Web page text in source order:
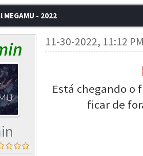
- 2022
11-30-2022, 11:12
Está chegando o
ficar de